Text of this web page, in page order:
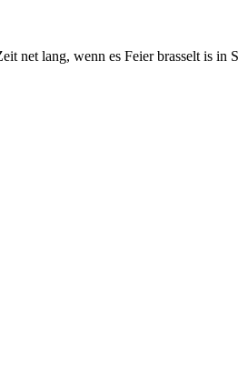
net lang, wenn es Feier brasselt is in